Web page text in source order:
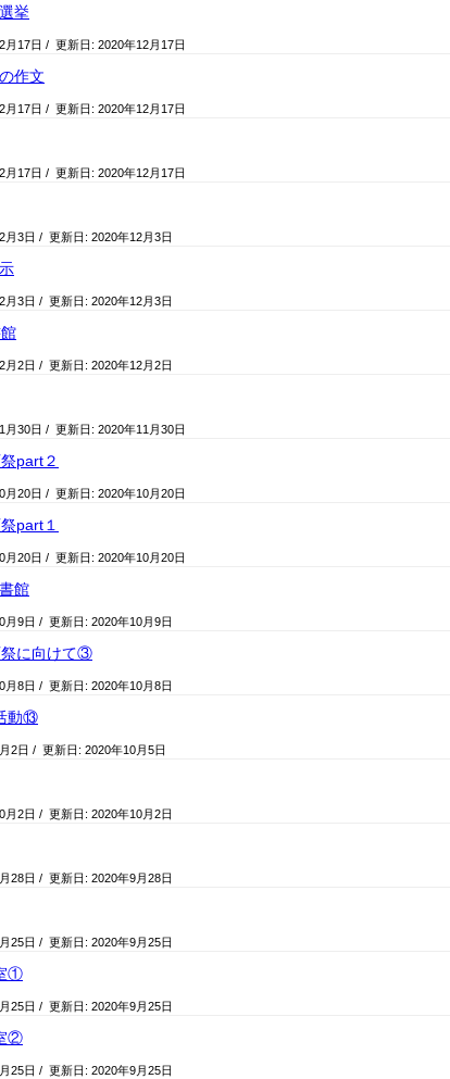
挙
月17日 / 更新日: 2020年12月17日
作文
月17日 / 更新日: 2020年12月17日
月17日 / 更新日: 2020年12月17日
月3日 / 更新日: 2020年12月3日
月3日 / 更新日: 2020年12月3日
月2日 / 更新日: 2020年12月2日
月30日 / 更新日: 2020年11月30日
part２
月20日 / 更新日: 2020年10月20日
part１
月20日 / 更新日: 2020年10月20日
館
月9日 / 更新日: 2020年10月9日
に向けて③
月8日 / 更新日: 2020年10月8日
動⑬
2日 / 更新日: 2020年10月5日
月2日 / 更新日: 2020年10月2日
28日 / 更新日: 2020年9月28日
25日 / 更新日: 2020年9月25日
①
25日 / 更新日: 2020年9月25日
②
25日 / 更新日: 2020年9月25日